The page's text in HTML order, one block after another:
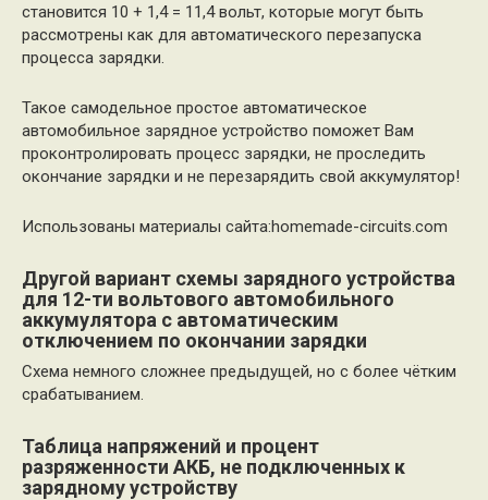
становится 10 + 1,4 = 11,4 вольт, которые могут быть
рассмотрены как для автоматического перезапуска
процесса зарядки.
Такое самодельное простое автоматическое
автомобильное зарядное устройство поможет Вам
проконтролировать процесс зарядки, не проследить
окончание зарядки и не перезарядить свой аккумулятор!
Использованы материалы сайта:homemade-circuits.com
Другой вариант схемы зарядного устройства
для 12-ти вольтового автомобильного
аккумулятора с автоматическим
отключением по окончании зарядки
Схема немного сложнее предыдущей, но с более чётким
срабатыванием.
Таблица напряжений и процент
разряженности АКБ, не подключенных к
зарядному устройству